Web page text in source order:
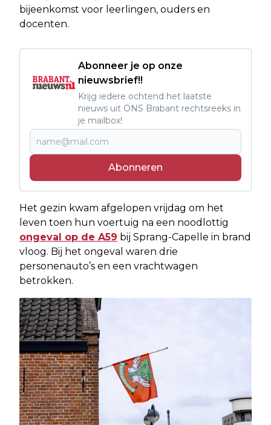
bijeenkomst voor leerlingen, ouders en
docenten.
Abonneer je op onze
nieuwsbrief!!
Krijg iedere ochtend het laatste
nieuws uit ONS Brabant rechtsreeks in
je mailbox!
Abonneren
Het gezin kwam afgelopen vrijdag om het
leven toen hun voertuig na een noodlottig
ongeval op de A59 bij Sprang-Capelle in brand
vloog. Bij het ongeval waren drie
personenauto’s en een vrachtwagen
betrokken.